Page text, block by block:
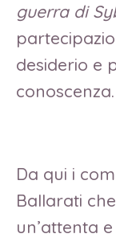
guerra di
desiderio e
conoscenza.
Da qui i
Ballarati
un’attenta